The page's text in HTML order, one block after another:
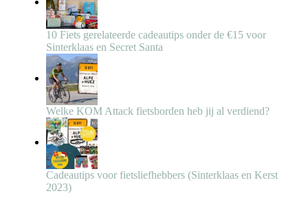
10 Fiets gerelateerde cadeautips onder de €15 voor
Sinterklaas en Secret Santa
Welke KOM Attack fietsborden heb jij al verdiend?
Cadeautips voor fietsliefhebbers (Sinterklaas en Kerst
2023)